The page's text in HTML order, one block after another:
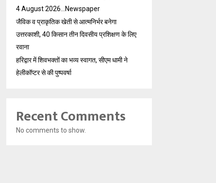
4 August 2026…Newspaper
जैविक व प्राकृतिक खेती से आत्मनिर्भर बनेगा
उत्तरकाशी, 40 किसान तीन दिवसीय प्रशिक्षण के लिए
रवाना
हरिद्वार में शिवभक्तों का भव्य स्वागत, सीएम धामी ने
हेलीकॉप्टर से की पुष्पवर्षा
Recent Comments
No comments to show.